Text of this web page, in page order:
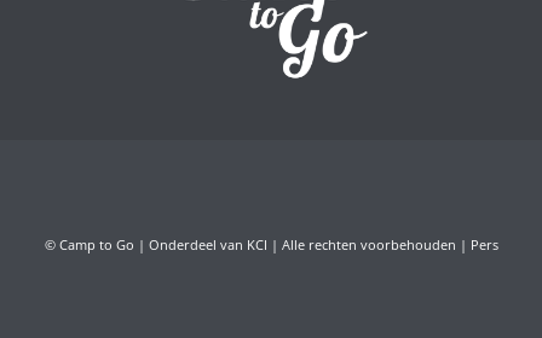
© Camp to Go | Onderdeel van KCI | Alle rechten voorbehouden | Pers